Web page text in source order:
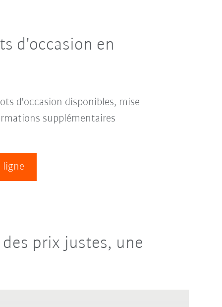
d'occasion en
d'occasion disponibles, mise
supplémentaires
ligne
prix justes, une